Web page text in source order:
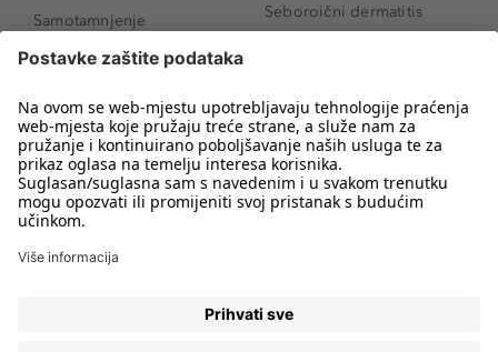
Samotamnjenje
Puderi
Proizvodi za obrve
Sunce i zaštita
Serumi za lice
Proizvodi za čišćenje lica
Seboroični dermatitis
Novo
Koji mi parfem
odgovara?
Kako našminkati oči da
Kako ukloniti mitesere